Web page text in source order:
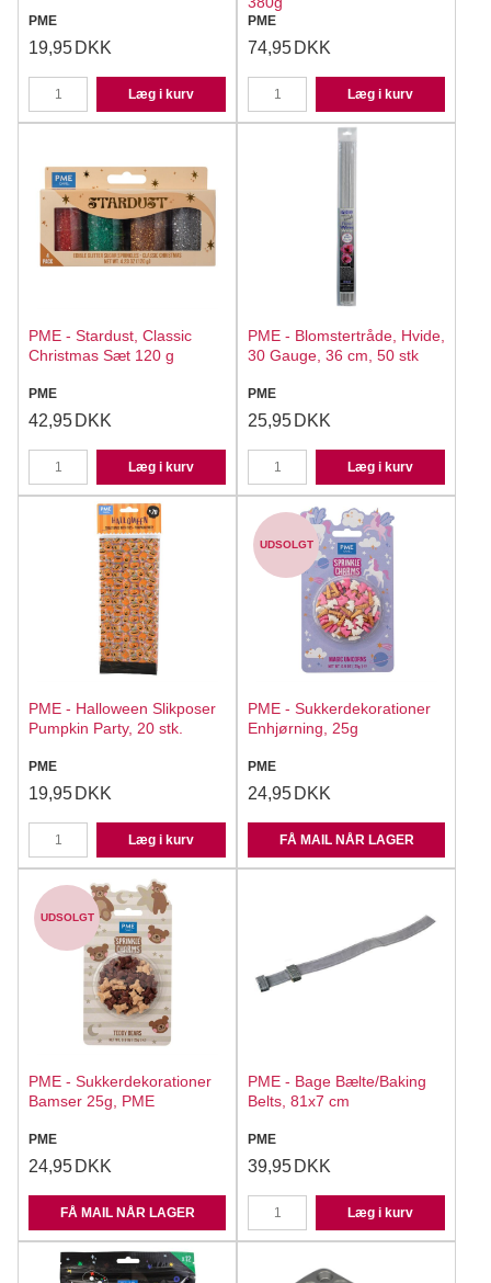
PME
19,95 DKK
Læg i kurv
PME
74,95 DKK
Læg i kurv
PME - Stardust, Classic
Christmas Sæt 120 g
PME
42,95 DKK
Læg i kurv
PME - Blomstertråde, Hvide,
30 Gauge, 36 cm, 50 stk
PME
25,95 DKK
Læg i kurv
PME - Halloween Slikposer
Pumpkin Party, 20 stk.
PME
19,95 DKK
Læg i kurv
UDSOLGT
PME - Sukkerdekorationer
Enhjørning, 25g
PME
24,95 DKK
FÅ MAIL NÅR LAGER
UDSOLGT
PME - Sukkerdekorationer
Bamser 25g, PME
PME
24,95 DKK
FÅ MAIL NÅR LAGER
PME - Bage Bælte/Baking
Belts, 81x7 cm
PME
39,95 DKK
Læg i kurv